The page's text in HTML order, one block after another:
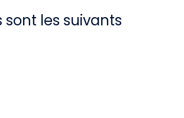
les suivants